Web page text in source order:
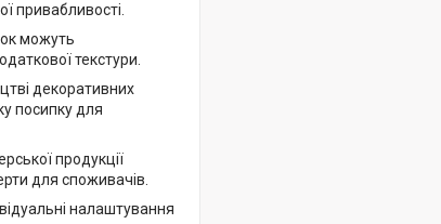
привабливості.
можуть
текстури.
декоративних
посипку для
продукції
для споживачів.
налаштування